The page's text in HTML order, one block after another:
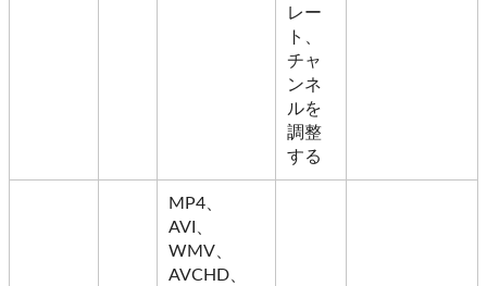
レー
ト、
チャ
ンネ
ルを
調整
する
MP4、
AVI、
WMV、
AVCHD、